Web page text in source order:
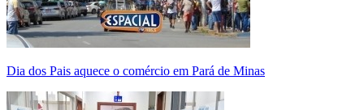
Dia dos Pais aquece o comércio em Pará de Minas